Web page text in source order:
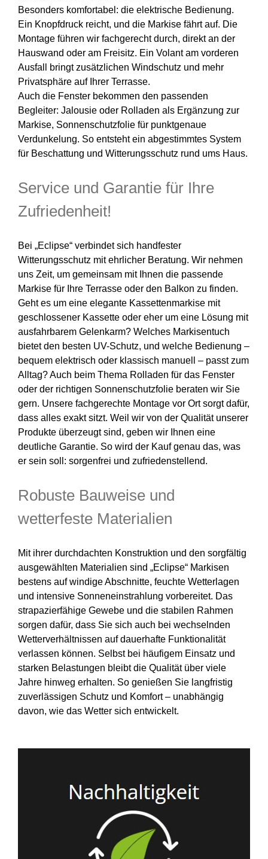
Besonders komfortabel: die elektrische Bedienung.
Ein Knopfdruck reicht, und die Markise fährt auf. Die
Montage führen wir fachgerecht durch, direkt an der
Hauswand oder am Freisitz. Ein Volant am vorderen
Ausfall bringt zusätzlichen Windschutz und mehr
Privatsphäre auf Ihrer Terrasse.
Auch die Fenster bekommen den passenden
Begleiter: Jalousie oder Rolladen als Ergänzung zur
Markise, Sonnenschutzfolie für punktgenaue
Verdunkelung. So entsteht ein abgestimmtes System
für Beschattung und Witterungsschutz rund ums Haus.
Service und Garantie für Ihre
Zufriedenheit!
Bei „Eclipse“ verbindet sich handfester
Witterungsschutz mit ehrlicher Beratung. Wir nehmen
uns Zeit, um gemeinsam mit Ihnen die passende
Markise für Ihre Terrasse oder den Balkon zu finden.
Geht es um eine elegante Kassettenmarkise mit
geschlossener Kassette oder eher um eine Lösung mit
ausfahrbarem Gelenkarm? Welches Markisentuch
bietet den besten UV-Schutz, und welche Bedienung –
bequem elektrisch oder klassisch manuell – passt zum
Alltag? Auch beim Thema Rolladen für das Fenster
oder der richtigen Sonnenschutzfolie beraten wir Sie
gern. Unsere fachgerechte Montage vor Ort sorgt dafür,
dass alles exakt sitzt. Weil wir von der Qualität unserer
Produkte überzeugt sind, geben wir Ihnen eine
deutliche Garantie. So wird der Kauf genau das, was
er sein soll: sorgenfrei und zufriedenstellend.
Robuste Bauweise und
wetterfeste Materialien
Mit ihrer durchdachten Konstruktion und den sorgfältig
ausgewählten Materialien sind „Eclipse“ Markisen
bestens auf windige Abschnitte, feuchte Wetterlagen
und intensive Sonneneinstrahlung vorbereitet. Das
strapazierfähige Gewebe und die stabilen Rahmen
sorgen dafür, dass Sie sich auch bei wechselnden
Wetterverhältnissen auf dauerhafte Funktionalität
verlassen können. Selbst bei häufigem Einsatz und
starken Belastungen bleibt die Qualität über viele
Jahre hinweg erhalten. So genießen Sie langfristig
zuverlässigen Schutz und Komfort – unabhängig
davon, wie das Wetter sich entwickelt.